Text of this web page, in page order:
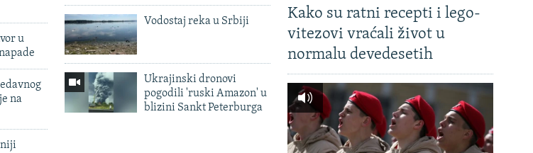
u
na
Vodostaj reka u Srbiji
Ukrajinski dronovi
pogodili 'ruski Amazon' u
blizini Sankt Peterburga
Kako su ratni recepti i lego-
vitezovi vraćali život u
normalu devedesetih